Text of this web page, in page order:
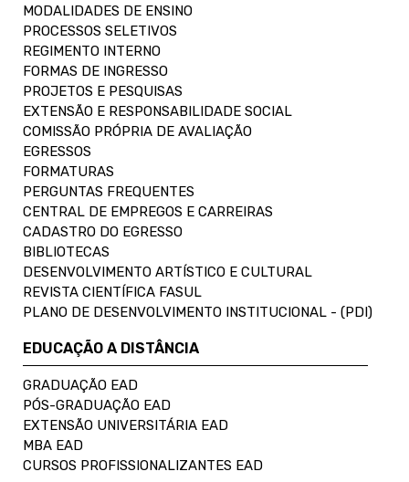
MODALIDADES DE ENSINO
PROCESSOS SELETIVOS
REGIMENTO INTERNO
FORMAS DE INGRESSO
PROJETOS E PESQUISAS
EXTENSÃO E RESPONSABILIDADE SOCIAL
COMISSÃO PRÓPRIA DE AVALIAÇÃO
EGRESSOS
FORMATURAS
PERGUNTAS FREQUENTES
CENTRAL DE EMPREGOS E CARREIRAS
CADASTRO DO EGRESSO
BIBLIOTECAS
DESENVOLVIMENTO ARTÍSTICO E CULTURAL
REVISTA CIENTÍFICA FASUL
PLANO DE DESENVOLVIMENTO INSTITUCIONAL - (PDI)
EDUCAÇÃO A DISTÂNCIA
GRADUAÇÃO EAD
PÓS-GRADUAÇÃO EAD
EXTENSÃO UNIVERSITÁRIA EAD
MBA EAD
CURSOS PROFISSIONALIZANTES EAD